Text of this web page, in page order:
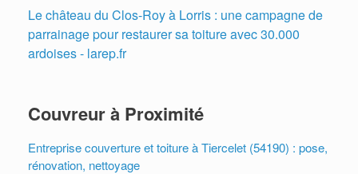
Le château du Clos-Roy à Lorris : une campagne de
parrainage pour restaurer sa toiture avec 30.000
ardoises - larep.fr
Couvreur à Proximité
Entreprise couverture et toiture à Tiercelet (54190) : pose,
rénovation, nettoyage